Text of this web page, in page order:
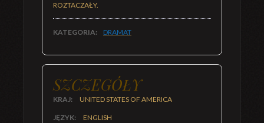
ROZTACZAŁY.
KATEGORIA: DRAMAT
SZCZEGÓŁY
KRAJ: UNITED STATES OF AMERICA
JĘZYK: ENGLISH